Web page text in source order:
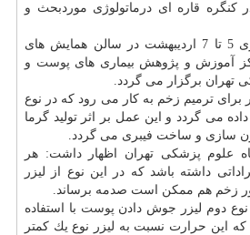
قاره ای درماتولوژی موردبحث و
كنگره قاره ای درماتولوژی 5 تا 7 اردیبهشت در سالن همایش های
آموزش و پژوهش بیماری های پوست و
تهران برگزار می گردد.
برای ترمیم زخم به كار می رود كه در نوع
می گردد و این عمل بر اثر تولید گرما
سازی و ساخت فیبری می گردد.
علوم پزشكی تهران اظهار داشت: هر
داشته باشد كه در این نوع از لیزر
زخم هم ممكن است صدمه برساند.
دوم لیزر جوش دادن پوست با استفاده
كه این حرارت نسبت به لیزر نوع یك كمتر